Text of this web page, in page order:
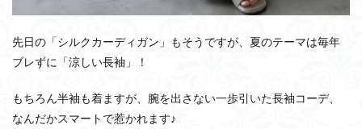
先日の「シルクカーディガン」もそうですが、夏のテーマは毎年
ブレずに「涼しい長袖」！
もちろん半袖も着ますが、腕を出さない一歩引いた長袖コーデ、
なんだかスマートで惹かれます♪